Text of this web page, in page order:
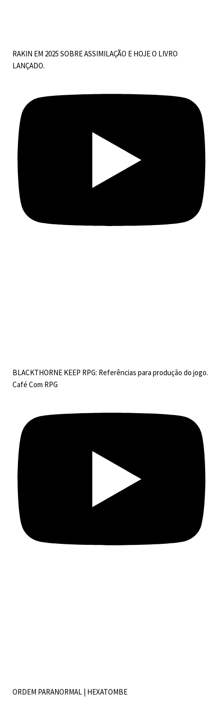
RAKIN EM 2025 SOBRE ASSIMILAÇÃO E HOJE O LIVRO
LANÇADO.
BLACKTHORNE KEEP RPG: Referências para produção do jogo.
Café Com RPG
ORDEM PARANORMAL | HEXATOMBE